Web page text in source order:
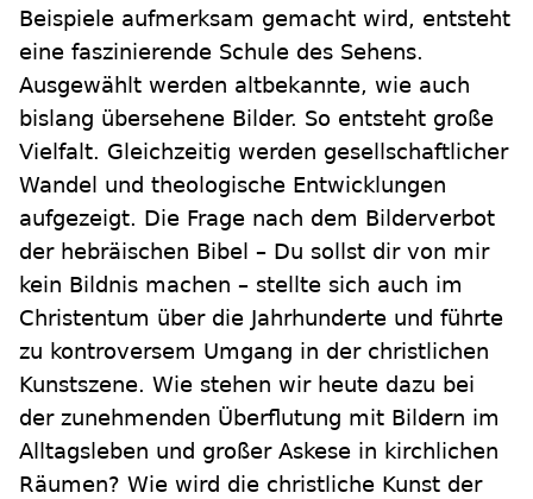
Beispiele aufmerksam gemacht wird, entsteht
eine faszinierende Schule des Sehens.
Ausgewählt werden altbekannte, wie auch
bislang übersehene Bilder. So entsteht große
Vielfalt. Gleichzeitig werden gesellschaftlicher
Wandel und theologische Entwicklungen
aufgezeigt. Die Frage nach dem Bilderverbot
der hebräischen Bibel – Du sollst dir von mir
kein Bildnis machen – stellte sich auch im
Christentum über die Jahrhunderte und führte
zu kontroversem Umgang in der christlichen
Kunstszene. Wie stehen wir heute dazu bei
der zunehmenden Überflutung mit Bildern im
Alltagsleben und großer Askese in kirchlichen
Räumen? Wie wird die christliche Kunst der